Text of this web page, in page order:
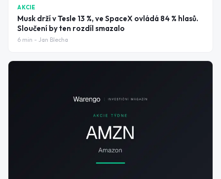
AKCIE
Musk drží v Tesle 13 %, ve SpaceX ovládá 84 % hlasů.
Sloučení by ten rozdíl smazalo
6 min - Jan Blecha